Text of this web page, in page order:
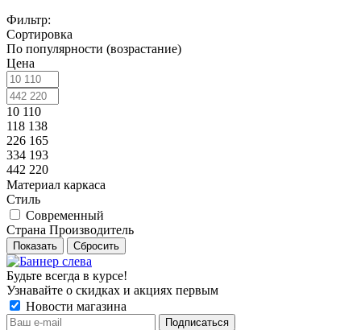
Фильтр:
Сортировка
По популярности (возрастание)
Цена
10 110
118 138
226 165
334 193
442 220
Материал каркаса
Стиль
Современный
Страна Производитель
Показать Сбросить
Будьте всегда в курсе!
Узнавайте о скидках и акциях первым
Новости магазина